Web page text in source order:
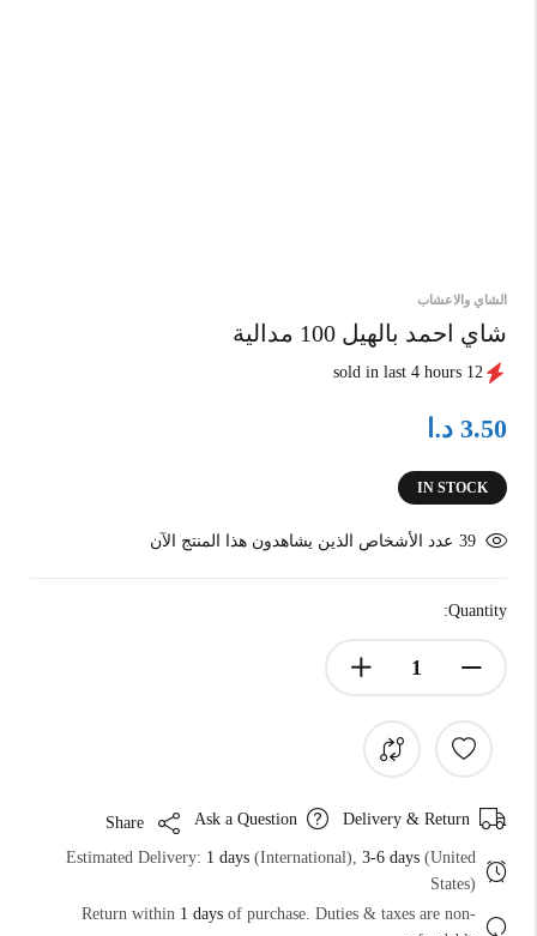
الشاي والاعشاب
شاي احمد بالهيل 100 مدالية
12 sold in last 4 hours
3.50 د.ا
IN STOCK
39 عدد الأشخاص الذين يشاهدون هذا المنتج الآن
Quantity:
Delivery & Return
Ask a Question
Estimated Delivery: 1 days (International), 3-6 days (United
States)
Return within 1 days of purchase. Duties & taxes are non-